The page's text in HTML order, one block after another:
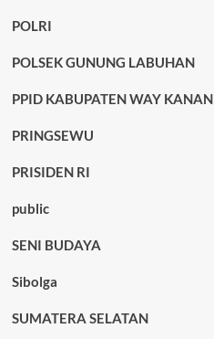
POLRI
POLSEK GUNUNG LABUHAN
PPID KABUPATEN WAY KANAN
PRINGSEWU
PRISIDEN RI
public
SENI BUDAYA
Sibolga
SUMATERA SELATAN